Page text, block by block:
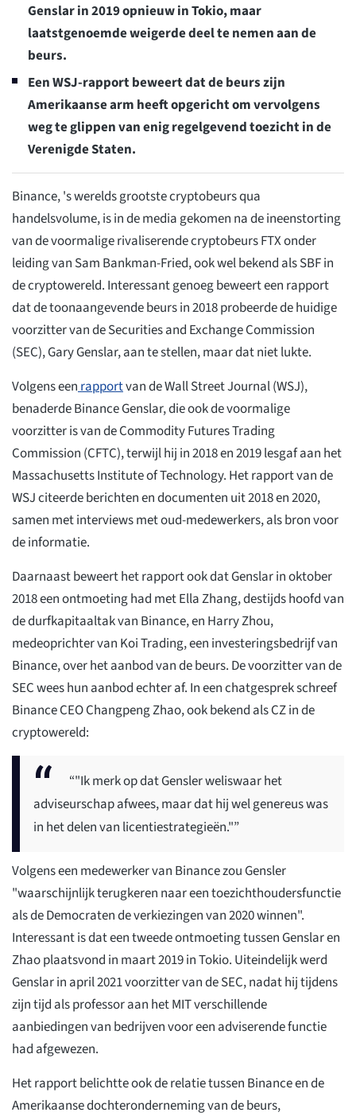
Genslar in 2019 opnieuw in Tokio, maar
laatstgenoemde weigerde deel te nemen aan de
beurs.
Een WSJ-rapport beweert dat de beurs zijn
Amerikaanse arm heeft opgericht om vervolgens
weg te glippen van enig regelgevend toezicht in de
Verenigde Staten.
Binance, 's werelds grootste cryptobeurs qua
handelsvolume, is in de media gekomen na de ineenstorting
van de voormalige rivaliserende cryptobeurs FTX onder
leiding van Sam Bankman-Fried, ook wel bekend als SBF in
de cryptowereld. Interessant genoeg beweert een rapport
dat de toonaangevende beurs in 2018 probeerde de huidige
voorzitter van de Securities and Exchange Commission
(SEC), Gary Genslar, aan te stellen, maar dat niet lukte.
Volgens eenrapportvan de Wall Street Journal (WSJ),
benaderde Binance Genslar, die ook de voormalige
voorzitter is van de Commodity Futures Trading
Commission (CFTC), terwijl hij in 2018 en 2019 lesgaf aan het
Massachusetts Institute of Technology. Het rapport van de
WSJ citeerde berichten en documenten uit 2018 en 2020,
samen met interviews met oud-medewerkers, als bron voor
de informatie.
Daarnaast beweert het rapport ook dat Genslar in oktober
2018 een ontmoeting had met Ella Zhang, destijds hoofd van
de durfkapitaaltak van Binance, en Harry Zhou,
medeoprichter van Koi Trading, een investeringsbedrijf van
Binance, over het aanbod van de beurs. De voorzitter van de
SEC wees hun aanbod echter af. In een chatgesprek schreef
Binance CEO Changpeng Zhao, ook bekend als CZ in de
cryptowereld:
“"Ik merk op dat Gensler weliswaar het
adviseurschap afwees, maar dat hij wel genereus was
in het delen van licentiestrategieën."”
Volgens een medewerker van Binance zou Gensler
"waarschijnlijk terugkeren naar een toezichthoudersfunctie
als de Democraten de verkiezingen van 2020 winnen".
Interessant is dat een tweede ontmoeting tussen Genslar en
Zhao plaatsvond in maart 2019 in Tokio. Uiteindelijk werd
Genslar in april 2021 voorzitter van de SEC, nadat hij tijdens
zijn tijd als professor aan het MIT verschillende
aanbiedingen van bedrijven voor een adviserende functie
had afgewezen.
Het rapport belichtte ook de relatie tussen Binance en de
Amerikaanse dochteronderneming van de beurs,